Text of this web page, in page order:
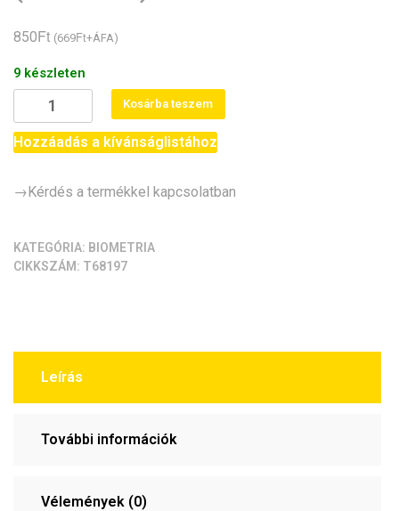
850Ft (669Ft+ÁFA)
9 készleten
Pulzusmérő
ujjbegyben
(Heartbeat)
Kosárba teszem
Hozzáadás a kívánságlistához
→Kérdés a termékkel kapcsolatban
KATEGÓRIA: BIOMETRIA
CIKKSZÁM: T68197
Leírás
További információk
Vélemények (0)